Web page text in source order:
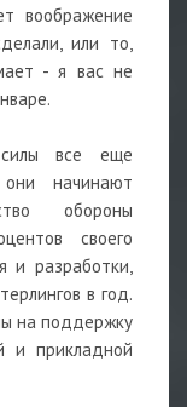
воображение
или то,
- я вас не
силы все еще
начинают
обороны
своего
и разработки,
в год.
на поддержку
и прикладной